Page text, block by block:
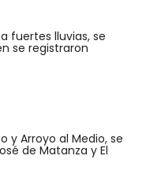
fuertes lluvias, se
se registraron
y Arroyo al Medio, se
de Matanza y El